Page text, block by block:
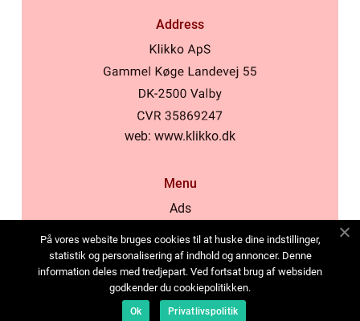
Address
web: www.klikko.dk
Menu
Ads
Cookies
Contact
Sitemap
På vores website bruges cookies til at huske dine indstillinger,
statistik og personalisering af indhold og annoncer. Denne
information deles med tredjepart. Ved fortsat brug af websiden
godkender du cookiepolitikken.
Ok Privatlivspolitik